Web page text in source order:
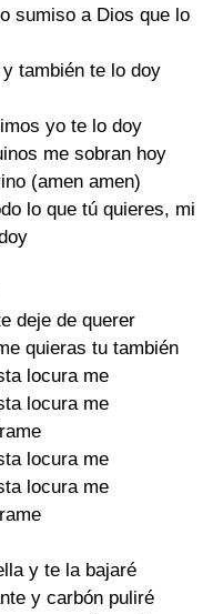
sumiso a Dios que lo
también te lo doy
yo te lo doy
me sobran hoy
(amen amen)
lo que tú quieres, mi
deje de querer
quieras tu también
locura me
locura me
locura me
locura me
y te la bajaré
y carbón puliré